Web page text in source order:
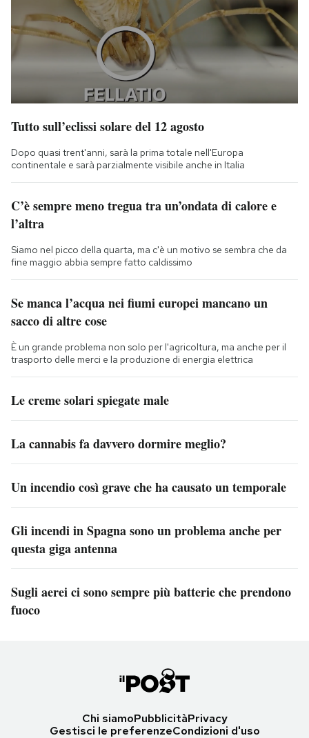
Tutto sull’eclissi solare del 12 agosto
Dopo quasi trent'anni, sarà la prima totale nell'Europa
continentale e sarà parzialmente visibile anche in Italia
C’è sempre meno tregua tra un’ondata di calore e
l’altra
Siamo nel picco della quarta, ma c'è un motivo se sembra che da
fine maggio abbia sempre fatto caldissimo
Se manca l’acqua nei fiumi europei mancano un
sacco di altre cose
È un grande problema non solo per l'agricoltura, ma anche per il
trasporto delle merci e la produzione di energia elettrica
Le creme solari spiegate male
La cannabis fa davvero dormire meglio?
Un incendio così grave che ha causato un temporale
Gli incendi in Spagna sono un problema anche per
questa giga antenna
Sugli aerei ci sono sempre più batterie che prendono
fuoco
Chi siamoPubblicitàPrivacy
Gestisci le preferenzeCondizioni d'uso